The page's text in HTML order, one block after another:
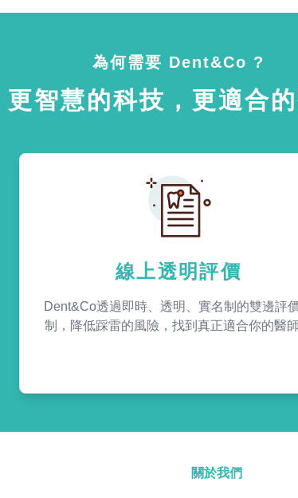
為何需要 Dent&Co ?
更智慧的科技，更適合
線上透明評價
Dent&Co透過即時、透明、實名制的雙邊評
制，降低踩雷的風險，找到真正適合你的醫師
關於我們